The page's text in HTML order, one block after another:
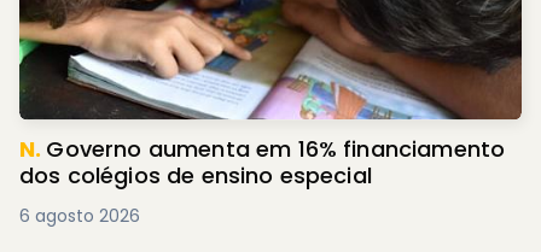
N. Governo aumenta em 16% financiamento
dos colégios de ensino especial
6 agosto 2026